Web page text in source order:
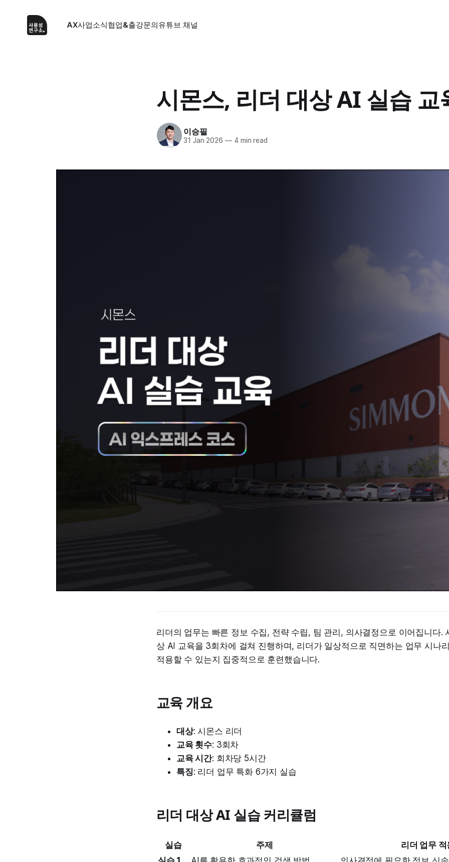
AX사업소식협업&출강문의유튜브 채널
시몬스, 리더 대상 AI 실습 교
이승필
31 Jan 2026 —4 min read
리더의 업무는 빠른 정보 수집, 전략 수립, 팀 관리, 의사결정으로 이어집니다.
상 AI 교육을 3회차에 걸쳐 진행하며, 리더가 일상적으로 직면하는 업무 시나
적용할 수 있는지 집중적으로 훈련했습니다.
교육 개요
대상: 시몬스 리더
교육 횟수: 3회차
교육 시간: 회차당 5시간
특징: 리더 업무 특화 6가지 실습
리더 대상 AI 실습 커리큘럼
실습 주제
리더 업무 적